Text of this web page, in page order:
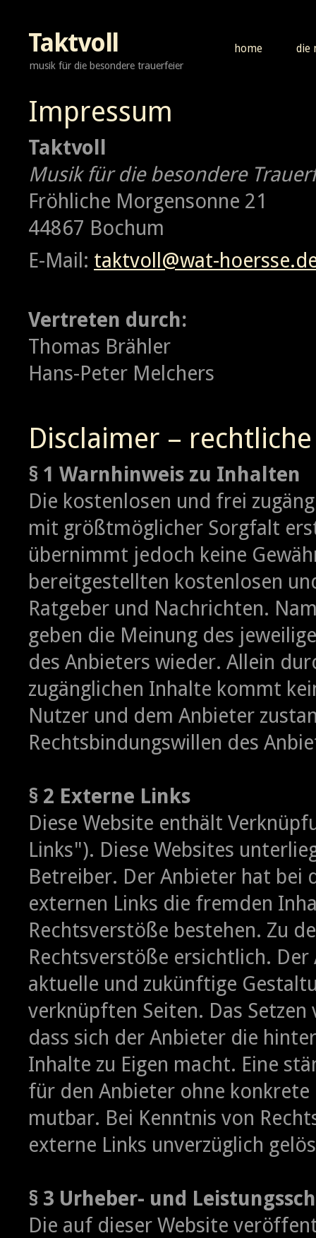
Taktvoll
musik für die besondere trauerfeier
home die
Impressum
Taktvoll
Musik für die besondere
Fröhliche Morgensonne 21
44867 Bochum
E-Mail: taktvoll@wat-
Vertreten durch:
Thomas Brähler
Hans-Peter Melchers
Disclaimer –
§ 1 Warnhinweis zu Inhalten
Die kostenlosen und frei
mit größtmöglicher Sorgfalt
übernimmt jedoch keine
bereitgestellten kostenlosen
Ratgeber und Nachrichten.
geben die Meinung des
des Anbieters wieder. Allein
zugänglichen Inhalte kommt
Nutzer und dem Anbieter
Rechtsbindungswillen des
§ 2 Externe Links
Diese Website enthält
Links"). Diese Websites
Betreiber. Der Anbieter hat bei
externen Links die fremden
Rechtsverstöße bestehen. Zu
Rechtsverstöße ersichtlich.
aktuelle und zukünftige
verknüpften Seiten. Das
dass sich der Anbieter die
Inhalte zu Eigen macht. Eine
für den Anbieter ohne
mutbar. Bei Kenntnis von
externe Links unverzüglich
§ 3 Urheber- und
Die auf dieser Website